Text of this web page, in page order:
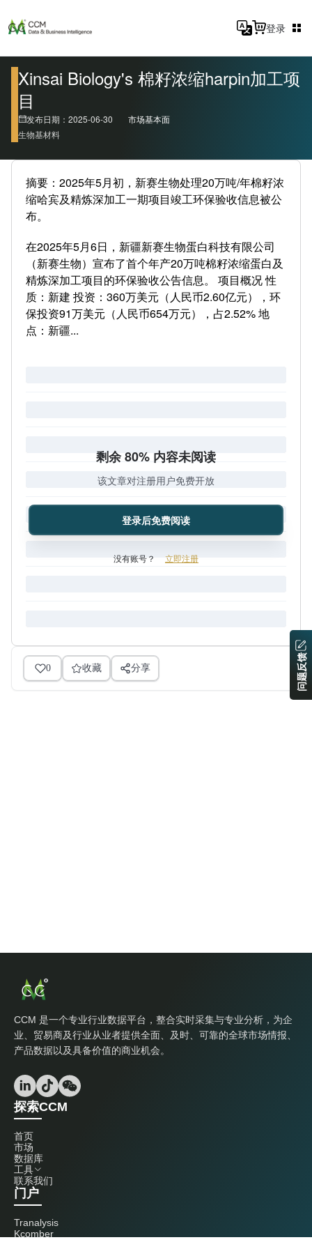
登录
Xinsai Biology's 棉籽浓缩harpin加工项
目
发布日期：2025-06-30
市场基本面
生物基材料
摘要：2025年5月初，新赛生物处理20万吨/年棉籽浓
缩哈宾及精炼深加工一期项目竣工环保验收信息被公
布。
在2025年5月6日，新疆新赛生物蛋白科技有限公司
（新赛生物）宣布了首个年产20万吨棉籽浓缩蛋白及
精炼深加工项目的环保验收公告信息。 项目概况 性
质：新建 投资：360万美元（人民币2.60亿元），环
保投资91万美元（人民币654万元），占2.52% 地
点：新疆...
剩余 80% 内容未阅读
该文章对注册用户免费开放
登录后免费阅读
没有账号？ 立即注册
0 收藏 分享
CCM 是一个专业行业数据平台，整合实时采集与专业分析，为企
业、贸易商及行业从业者提供全面、及时、可靠的全球市场情报、
产品数据以及具备价值的商业机会。
探索CCM
首页
市场
数据库
工具
联系我们
门户
Tranalysis
Kcomber
问题反馈